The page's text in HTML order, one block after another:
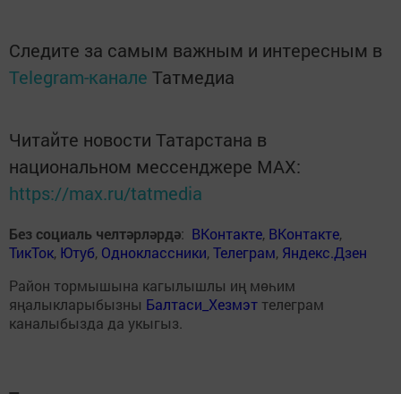
Следите за самым важным и интересным в
Telegram-канале Татмедиа
Читайте новости Татарстана в
национальном мессенджере MАХ:
https://max.ru/tatmedia
Без социаль челтәрләрдә: ВКонтакте, ВКонтакте,
ТикТок, Ютуб, Одноклассники,Телеграм, Яндекс.Дзен
Район тормышына кагылышлы иң мөһим
яңалыкларыбызны Балтаси_Хезмэт телеграм
каналыбызда да укыгыз.